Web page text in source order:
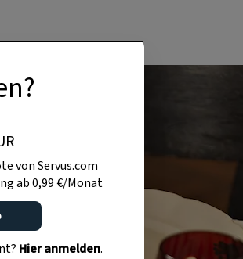
von Servus.com
ab 0,99 €/Monat
Hier anmelden.